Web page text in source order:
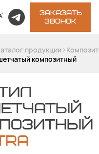
ЗАКАЗАТЬ
ЗВОНОК
продукции>
композитный